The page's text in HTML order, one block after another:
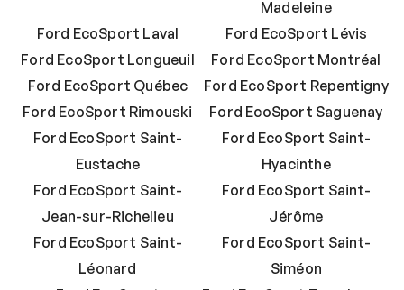
Madeleine
Ford EcoSport Laval
Ford EcoSport Lévis
Ford EcoSport Longueuil
Ford EcoSport Montréal
Ford EcoSport Québec
Ford EcoSport Repentigny
Ford EcoSport Rimouski
Ford EcoSport Saguenay
Ford EcoSport Saint-
Eustache
Ford EcoSport Saint-
Hyacinthe
Ford EcoSport Saint-
Jean-sur-Richelieu
Ford EcoSport Saint-
Jérôme
Ford EcoSport Saint-
Léonard
Ford EcoSport Saint-
Siméon